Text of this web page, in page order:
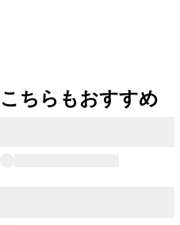
こちらもおすすめ